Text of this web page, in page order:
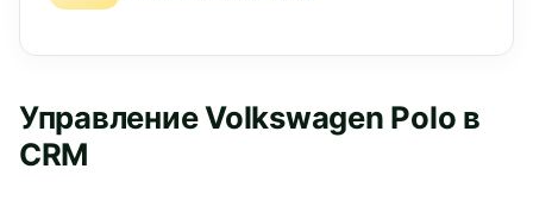
Управление Volkswagen Polo в
CRM